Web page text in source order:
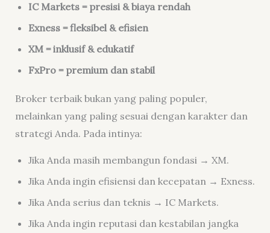
IC Markets = presisi & biaya rendah
Exness = fleksibel & efisien
XM = inklusif & edukatif
FxPro = premium dan stabil
Broker terbaik bukan yang paling populer,
melainkan yang paling sesuai dengan karakter dan
strategi Anda. Pada intinya:
Jika Anda masih membangun fondasi → XM.
Jika Anda ingin efisiensi dan kecepatan → Exness.
Jika Anda serius dan teknis → IC Markets.
Jika Anda ingin reputasi dan kestabilan jangka